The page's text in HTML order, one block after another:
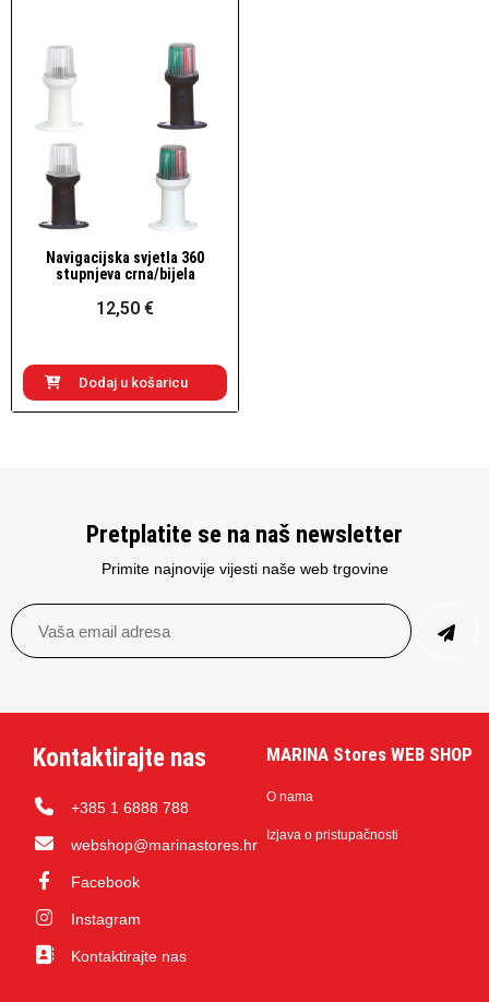
Brzi pogled
Navigacijska svjetla 360
stupnjeva crna/bijela
12,50 €
Dodaj u košaricu
Pretplatite se na naš newsletter
Primite najnovije vijesti naše web trgovine
Kontaktirajte nas
+385 1 6888 788
webshop@marinastores.hr
Facebook
Instagram
Kontaktirajte nas
MARINA Stores WEB SHOP
O nama
Izjava o pristupačnosti